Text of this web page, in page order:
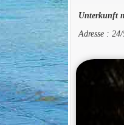
Unterkunft
Adresse :